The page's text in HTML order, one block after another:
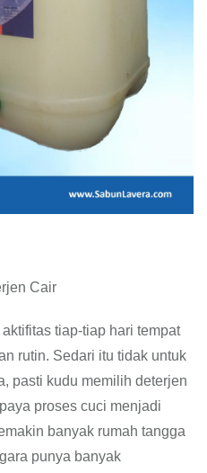
Cair
tiap-tiap hari tempat
rutin. Sedari itu tidak untuk
pasti kudu memilih deterjen
proses cuci menjadi
banyak rumah tangga
punya banyak